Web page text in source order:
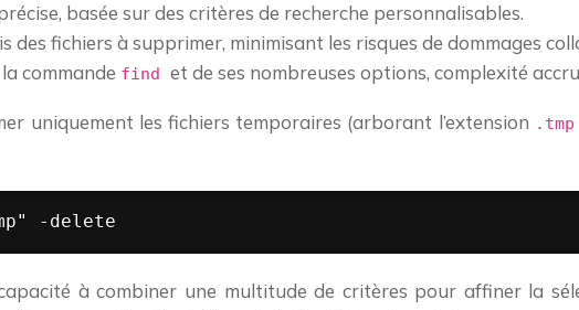
basée sur des critères de recherche personnalisables.
des fichiers à supprimer, minimisant les risques de dommages
commande find et de ses nombreuses options, complexité
uniquement les fichiers temporaires (arborant l’extension .tmp
-delete
à combiner une multitude de critères pour affiner la